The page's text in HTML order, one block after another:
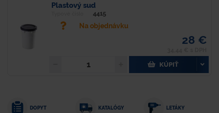
Plastový sud
4415
Na objednávku
28 €
KÚPIŤ
DOPYT KATALÓGY LETÁKY